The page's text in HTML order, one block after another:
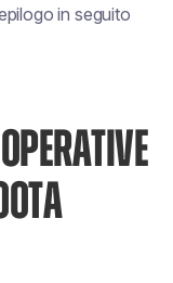
in seguito